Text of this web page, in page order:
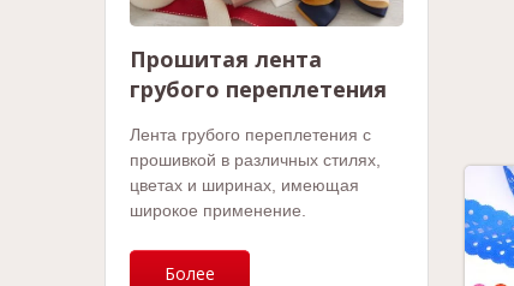
Прошитая лента
грубого переплетения
Лента грубого переплетения с
прошивкой в различных стилях,
цветах и ширинах, имеющая
широкое применение.
Более